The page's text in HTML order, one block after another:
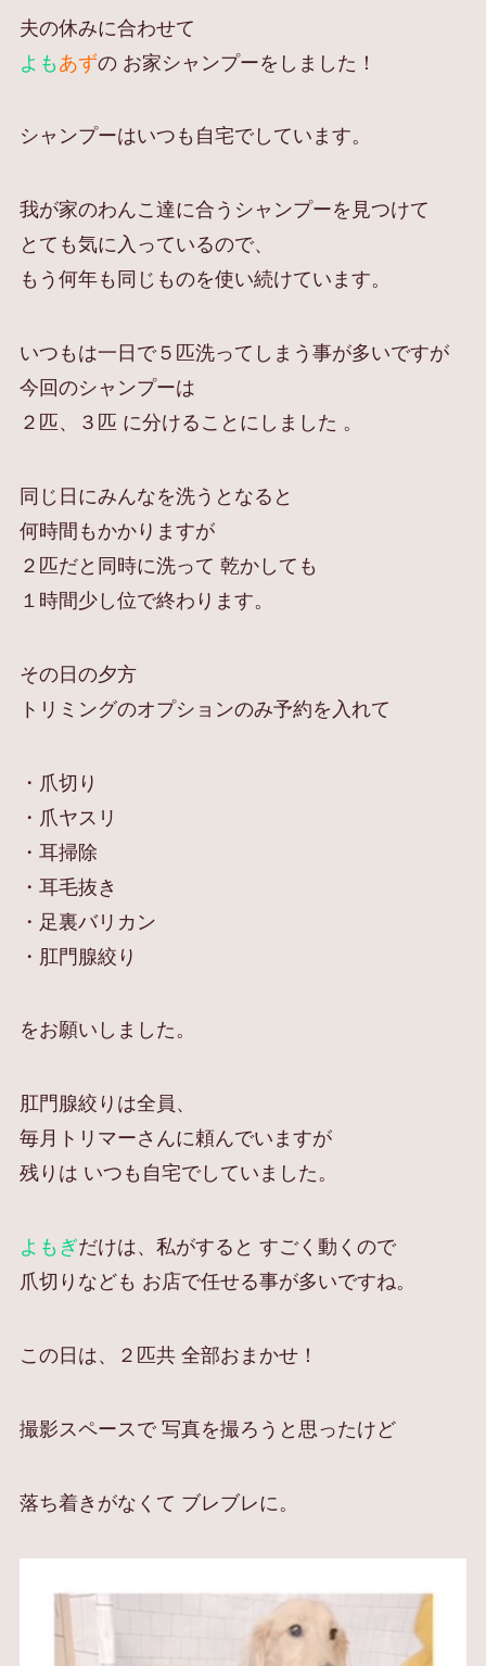
夫の休みに合わせて
よも あずの お家シャンプーをしました！
シャンプーはいつも自宅でしています。
我が家のわんこ達に合うシャンプーを見つけて
とても気に入っているので、
もう何年も同じものを使い続けています。
いつもは一日で５匹洗ってしまう事が多いですが
今回のシャンプーは
２匹、３匹 に分けることにしました 。
同じ日にみんなを洗うとなると
何時間もかかりますが
２匹だと同時に洗って 乾かしても
１時間少し位で終わります。
その日の夕方
トリミングのオプションのみ予約を入れて
・爪切り
・爪ヤスリ
・耳掃除
・耳毛抜き
・足裏バリカン
・肛門腺絞り
をお願いしました。
肛門腺絞りは全員、
毎月トリマーさんに頼んでいますが
残りは いつも自宅でしていました。
よもぎだけは、私がすると すごく動くので
爪切りなども お店で任せる事が多いですね。
この日は、２匹共 全部おまかせ！
撮影スペースで 写真を撮ろうと思ったけど
落ち着きがなくて ブレブレに。